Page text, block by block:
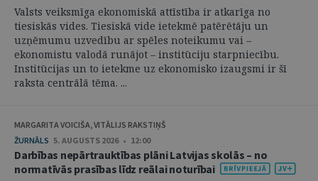
Valsts veiksmīga ekonomiskā attīstība ir atkarīga no
tiesiskās vides. Tiesiskā vide ietekmē patērētāju un
uzņēmumu uzvedību ar spēles noteikumu vai –
ekonomistu valodā runājot – institūciju starpniecību.
Institūcijas un to ietekme uz ekonomisko izaugsmi ir šī
raksta centrālā tēma. ...
MARGARITA VOICIŠA, VITĀLIJS RAKSTIŅŠ
ŽURNĀLS 5. AUGUSTS 2026 • 12:00
Darbības nepārtrauktības plāni Latvijas skolās – no
normatīvās prasības līdz reālai noturībai